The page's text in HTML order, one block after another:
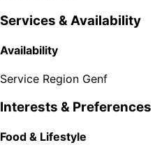
Services & Availability
Availability
Service Region Genf
Interests & Preferences
Food & Lifestyle